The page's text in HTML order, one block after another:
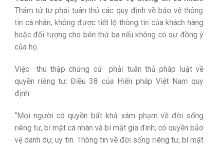
Thám tử tư phải tuân thủ các quy định về bảo vệ thông
tin cá nhân, không được tiết lộ thông tin của khách hàng
hoặc đối tượng cho bên thứ ba nếu không có sự đồng ý
của họ.
Việc thu thập chứng cứ
phải tuân thủ pháp luật về
quyền riêng tư. Điều 38 của Hiến pháp Việt Nam quy
định:
“Mọi người có quyền bất khả xâm phạm về đời sống
riêng tư, bí mật cá nhân và bí mật gia đình; có quyền bảo
vệ danh dự, uy tín. Thông tin về đời sống riêng tư, bí mật